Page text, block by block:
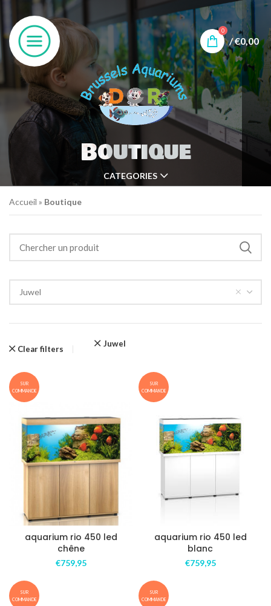
0
/€0,00
Boutique
CATEGORIES
Accueil » Boutique
Juwel
Clear filters
Juwel
SUR
COMMANDE
aquarium rio 450 led
chêne
€759,95
SUR
COMMANDE
aquarium rio 450 led
blanc
€759,95
SUR
COMMANDE
SUR
COMMANDE